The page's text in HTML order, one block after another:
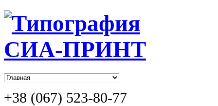
+38 (067) 523-80-77